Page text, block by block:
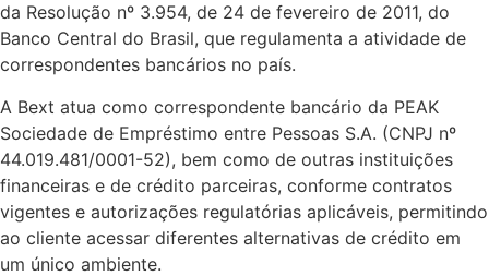
da Resolução nº 3.954, de 24 de fevereiro de 2011, do
Banco Central do Brasil, que regulamenta a atividade de
correspondentes bancários no país.
A Bext atua como correspondente bancário da PEAK
Sociedade de Empréstimo entre Pessoas S.A. (CNPJ nº
44.019.481/0001-52), bem como de outras instituições
financeiras e de crédito parceiras, conforme contratos
vigentes e autorizações regulatórias aplicáveis, permitindo
ao cliente acessar diferentes alternativas de crédito em
um único ambiente.